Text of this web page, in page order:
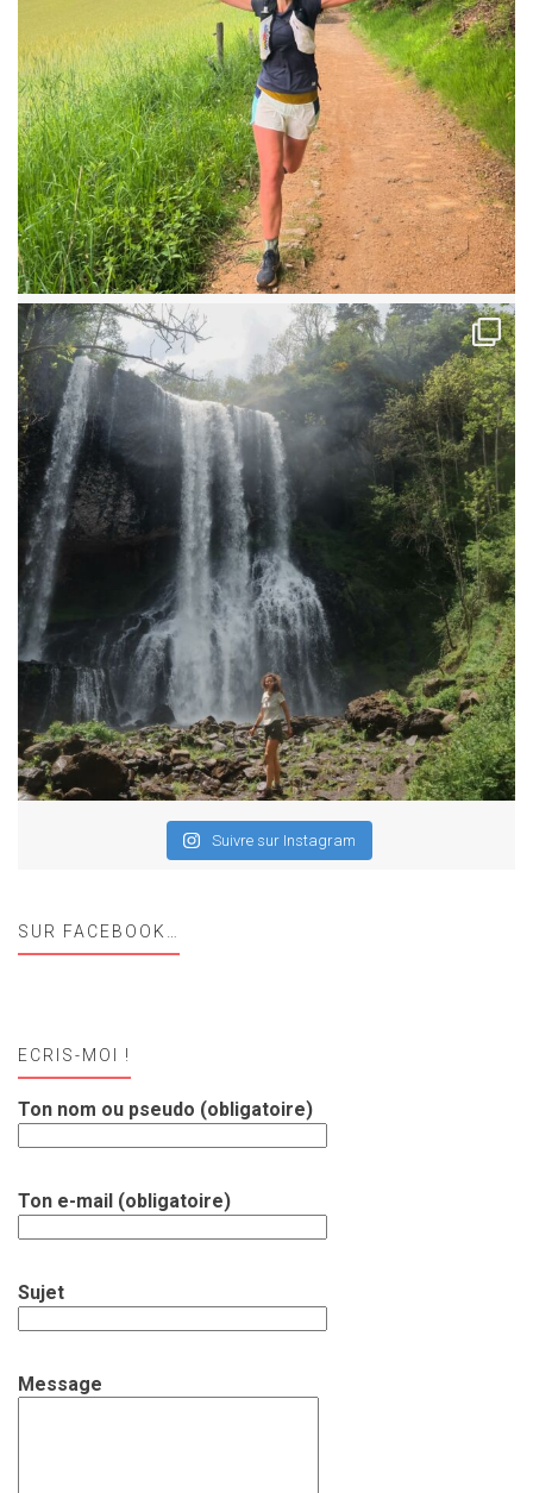
Suivre sur Instagram
SUR FACEBOOK…
ECRIS-MOI !
Ton nom ou pseudo (obligatoire)
Ton e-mail (obligatoire)
Sujet
Message